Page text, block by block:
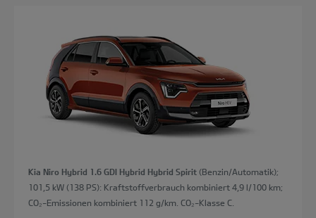
Kia Niro Hybrid 1.6 GDI Hybrid Hybrid Spirit (Benzin/Automatik);
101,5 kW (138 PS): Kraftstoffverbrauch kombiniert 4,9 l/100 km;
CO₂-Emissionen kombiniert 112 g/km. CO₂-Klasse C.